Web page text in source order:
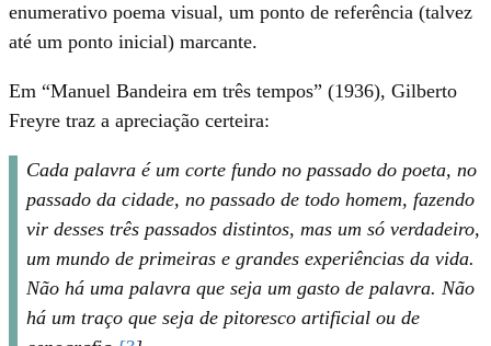
enumerativo poema visual, um ponto de referência (talvez
até um ponto inicial) marcante.
Em “Manuel Bandeira em três tempos” (1936), Gilberto
Freyre traz a apreciação certeira:
Cada palavra é um corte fundo no passado do poeta, no
passado da cidade, no passado de todo homem, fazendo
vir desses três passados distintos, mas um só verdadeiro,
um mundo de primeiras e grandes experiências da vida.
Não há uma palavra que seja um gasto de palavra. Não
há um traço que seja de pitoresco artificial ou de